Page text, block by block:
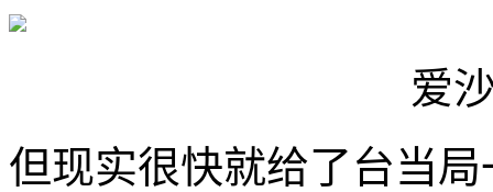
爱
但现实很快就给了台当